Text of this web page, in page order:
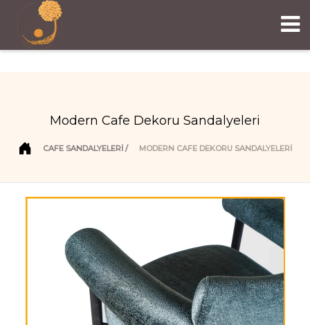
Modern Cafe Dekoru Sandalyeleri
CAFE SANDALYELERI MODERN CAFE DEKORU SANDALYELERI